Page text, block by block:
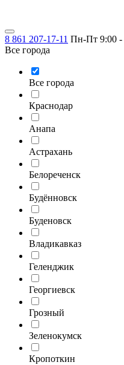
8 861 207-17-11 Пн-Пт 9:00 -
Все города
Все города
Краснодар
Анапа
Астрахань
Белореченск
Будённовск
Буденовск
Владикавказ
Геленджик
Георгиевск
Грозный
Зеленокумск
Кропоткин